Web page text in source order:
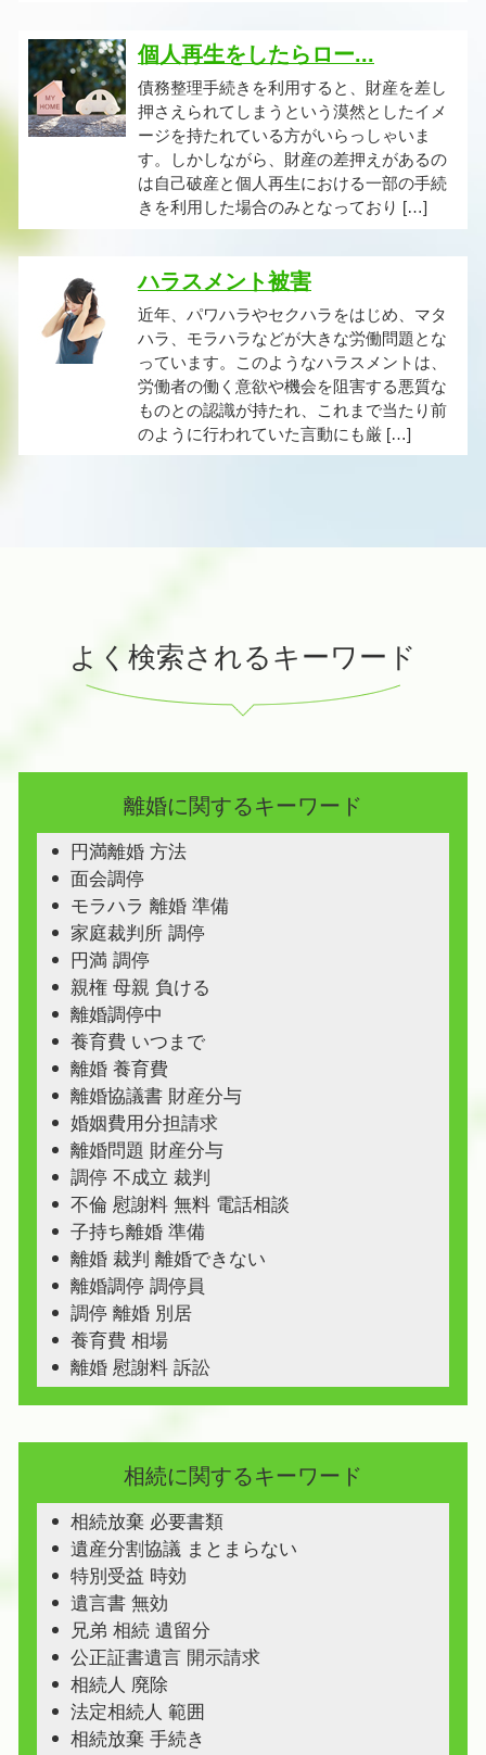
個人再生をしたらロー...
債務整理手続きを利用すると、財産を差し
押さえられてしまうという漠然としたイメ
ージを持たれている方がいらっしゃいま
す。しかしながら、財産の差押えがあるの
は自己破産と個人再生における一部の手続
きを利用した場合のみとなっており […]
ハラスメント被害
近年、パワハラやセクハラをはじめ、マタ
ハラ、モラハラなどが大きな労働問題とな
っています。このようなハラスメントは、
労働者の働く意欲や機会を阻害する悪質な
ものとの認識が持たれ、これまで当たり前
のように行われていた言動にも厳 […]
よく検索されるキーワード
離婚に関するキーワード
円満離婚 方法
面会調停
モラハラ 離婚 準備
家庭裁判所 調停
円満 調停
親権 母親 負ける
離婚調停中
養育費 いつまで
離婚 養育費
離婚協議書 財産分与
婚姻費用分担請求
離婚問題 財産分与
調停 不成立 裁判
不倫 慰謝料 無料 電話相談
子持ち離婚 準備
離婚 裁判 離婚できない
離婚調停 調停員
調停 離婚 別居
養育費 相場
離婚 慰謝料 訴訟
相続に関するキーワード
相続放棄 必要書類
遺産分割協議 まとまらない
特別受益 時効
遺言書 無効
兄弟 相続 遺留分
公正証書遺言 開示請求
相続人 廃除
法定相続人 範囲
相続放棄 手続き